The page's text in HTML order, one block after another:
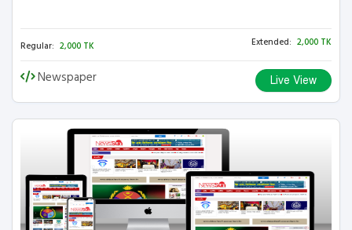
Regular: 2,000 TK Extended: 2,000 TK
Newspaper Live View